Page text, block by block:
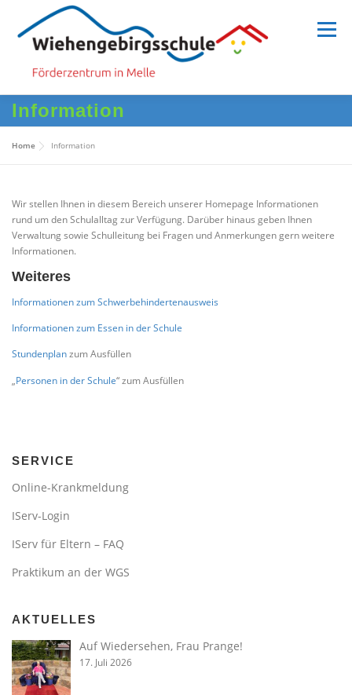
springen
Menü
HOME SCHULE SCHULLEBEN
Information
Home Information
Wir stellen Ihnen in diesem Bereich unserer Homepage Informationen
rund um den Schulalltag zur Verfügung. Darüber hinaus geben Ihnen
Verwaltung sowie Schulleitung bei Fragen und Anmerkungen gern weitere
Informationen.
Weiteres
Informationen zum Schwerbehindertenausweis
Informationen zum Essen in der Schule
Stundenplanzum Ausfüllen
„Personen in der Schule“ zum Ausfüllen
SERVICE
Online-Krankmeldung
IServ-Login
IServ für Eltern – FAQ
Praktikum an der WGS
AKTUELLES
Auf Wiedersehen, Frau Prange!
17. Juli 2026